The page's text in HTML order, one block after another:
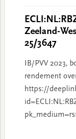
Zeeland-
25/3647
IB/PVV 2023,
rendement
https://